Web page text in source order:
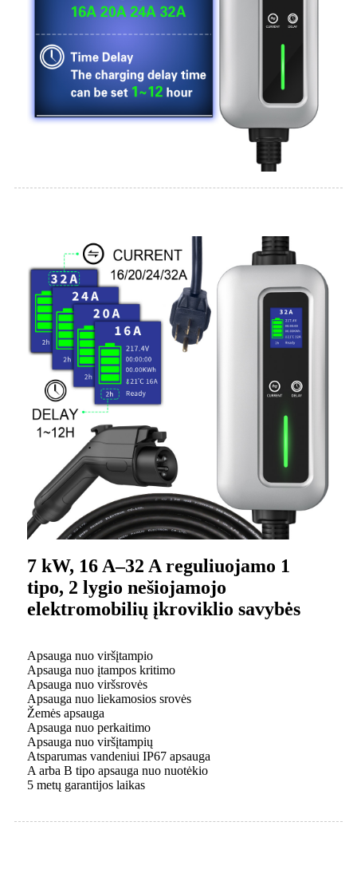
7 kW, 16 A–32 A reguliuojamo 1
tipo, 2 lygio nešiojamojo
elektromobilių įkroviklio savybės
Apsauga nuo viršįtampio
Apsauga nuo įtampos kritimo
Apsauga nuo viršsrovės
Apsauga nuo liekamosios srovės
Žemės apsauga
Apsauga nuo perkaitimo
Apsauga nuo viršįtampių
Atsparumas vandeniui IP67 apsauga
A arba B tipo apsauga nuo nuotėkio
5 metų garantijos laikas